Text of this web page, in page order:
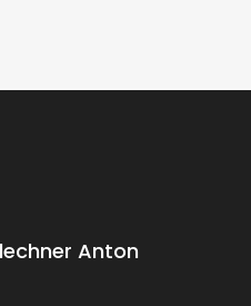
Anton